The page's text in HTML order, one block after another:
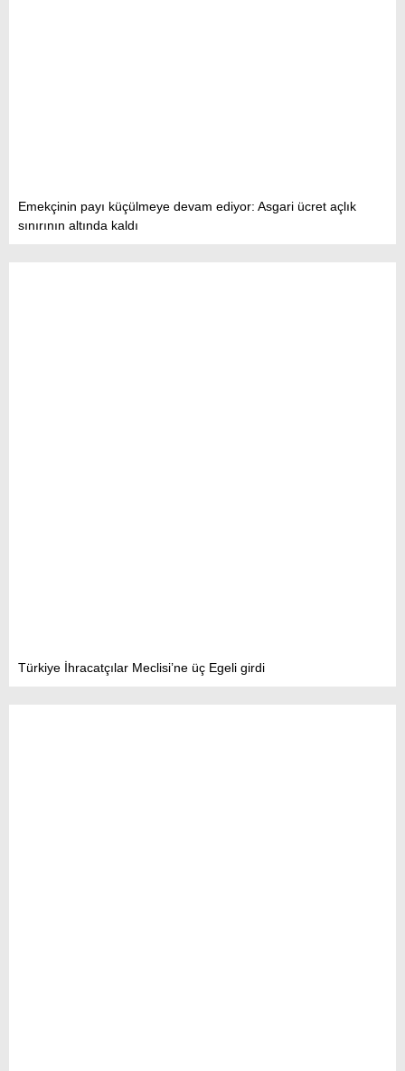
Emekçinin payı küçülmeye devam ediyor: Asgari ücret açlık
sınırının altında kaldı
Türkiye İhracatçılar Meclisi’ne üç Egeli girdi